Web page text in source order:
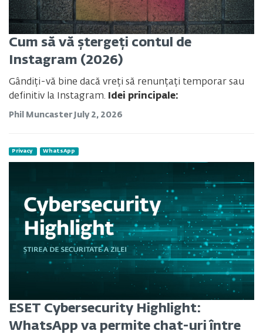
Cum să vă ștergeți contul de
Instagram (2026)
Gândiți-vă bine dacă vreți să renunțați temporar sau
definitiv la Instagram.
Idei principale:
Phil MuncasterJuly 2, 2026
Privacy WhatsApp
ESET Cybersecurity Highlight:
WhatsApp va permite chat-uri între